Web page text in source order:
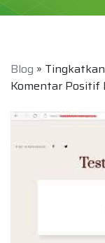
Blog »
Komentar Positif